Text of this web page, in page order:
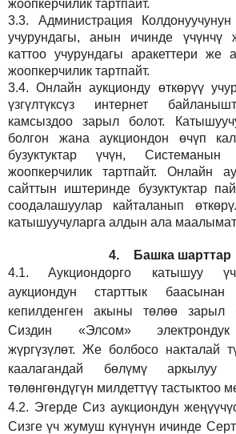
жоопкерчилик тартпайт.
3.3. Администрация
учурундагы, анын ичинде үчүнчү
каттоо учурундагы аракеттери же
жоопкерчилик тартпайт.
3.4.Онлайн аукционду өткөрүү
үзгүлтүксүз интернет
камсыздоозарыл болот.
болгон жана аукциондон өчүп
бузуктуктар үчүн, Системанын
жоопкерчилик тартпайт. Онлайн
сайттын иштеринде бузуктуктар
соодалашуулар кайталанып
катышуучуларга алдын ала маалымат
4.
Башка шарттар
4.1.
Аукциондорго катышуу
аукциондун старттык
кепилденген акыны төлөө зарыл
Сиздин «Элсом»электрондук
жүргүзүлөт. Же болбосо накталай
каалагандай бөлүмү аркылуу
төлөнгөндүгүн милдеттүү тастыктоо
4.2. Эгерде Сиз аукциондун
Сизге үч жумуш күнүнүн ичинде